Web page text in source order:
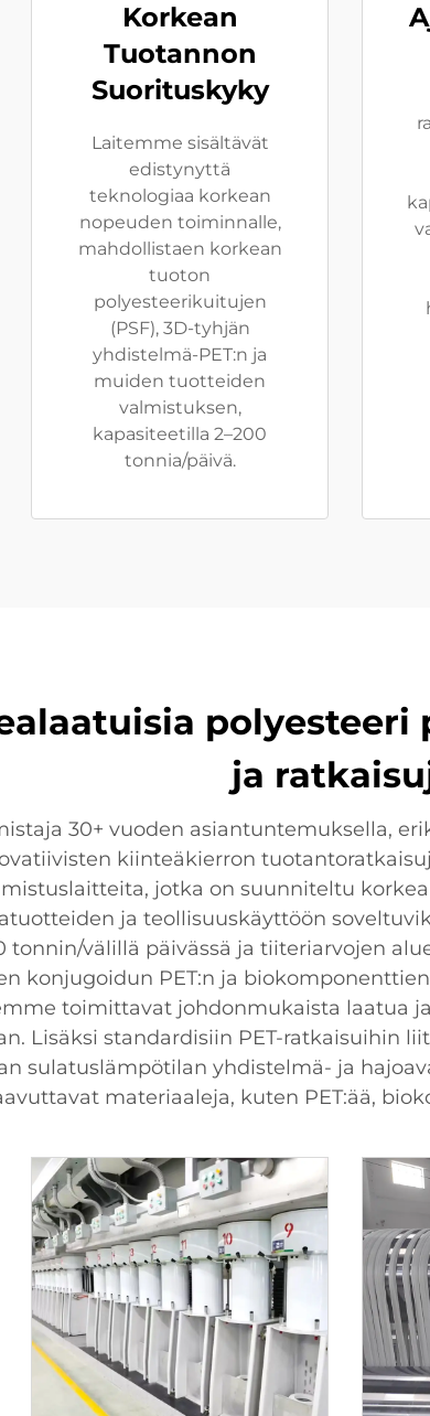
Korkean
Tuotannon
Suorituskyky
Laitemme sisältävät
edistynyttä
teknologiaa korkean
nopeuden toiminnalle,
mahdollistaen korkean
tuoton
polyesteerikuitujen
(PSF), 3D-tyhjän
yhdistelmä-PET:n ja
muiden tuotteiden
valmistuksen,
kapasiteetilla 2–200
tonnia/päivä.
ja
30+ vuoden asiantuntemuksella,
kiinteäkierron
jotka on suunniteltu
ja teollisuuskäyttöön
tonnin/välillä päivässä ja tiiteriarvojen
konjugoidun PET:n ja
toimittavat johdonmukaista laatua
Lisäksi standardisiin PET-ratkaisuihin
sulatuslämpötilan yhdistelmä- ja
materiaaleja, kuten PET:ää,